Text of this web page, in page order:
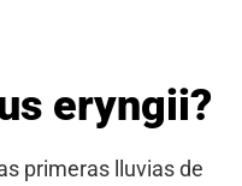
eryngii?
primeras lluvias de